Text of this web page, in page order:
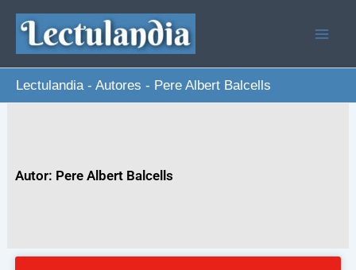
contenido
Lectulandia- Autores - Pere Albert Balcells
Autor: Pere Albert Balcells